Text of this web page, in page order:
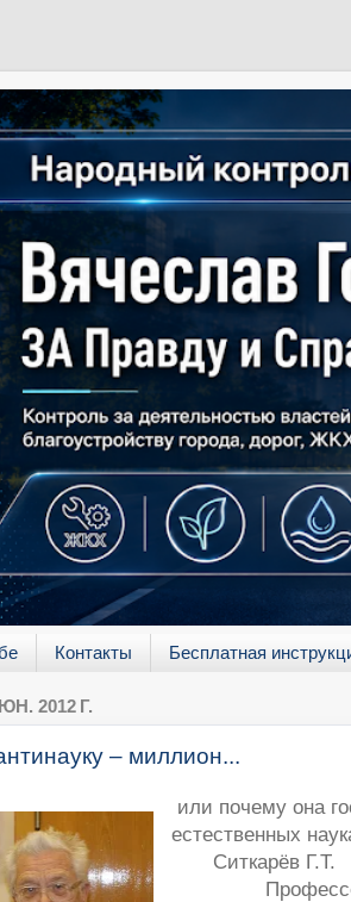
Контакты Бесплатная
2012 Г.
– миллион...
или почему она
естественных
Ситкарёв Г.Т.
Профессор